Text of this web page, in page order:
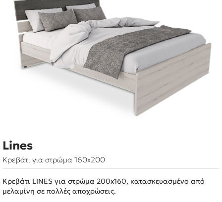
Lines
Κρεβάτι για στρώμα 160x200
Κρεβάτι LINES για στρώμα 200x160, κατασκευασμένο από
μελαμίνη σε πολλές αποχρώσεις.